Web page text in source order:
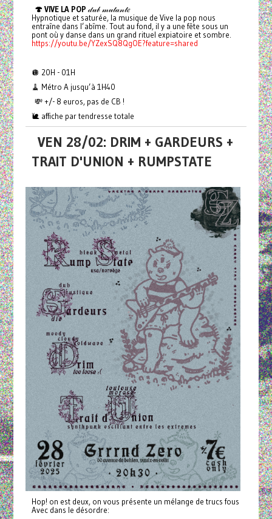
🍄 VIVE LA POP 𝒹𝓊𝒷 𝓂𝓊𝓉𝒶𝓃𝓉𝑒
Hypnotique et saturée, la musique de Vive la pop nous
entraîne dans l’abîme. Tout au fond, il y a une fête sous un
pont où y danse dans un grand rituel expiatoire et sombre.
https://youtu.be/YZexSQ8QgOE?feature=shared
🪩 20H - 01H
🧹 Métro A jusqu’à 1H40
💸 +/- 8 euros, pas de CB !
🐌 affiche par tendresse totale
VEN 28/02: DRIM + GARDEURS +
TRAIT D'UNION + RUMPSTATE
Hop! on est deux, on vous présente un mélange de trucs fous
Avec dans le désordre: